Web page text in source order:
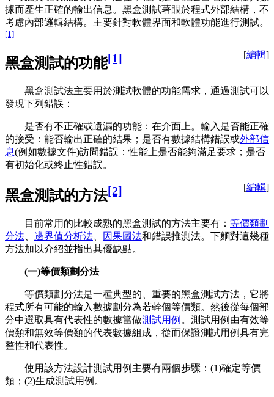
據而產生正確的輸出信息。黑盒測試著眼於程式外部結構，不
考慮內部邏輯結構。主要針對軟體界面和軟體功能進行測試。
[1]
[編輯]
黑盒測試的功能[1]
黑盒測試法主要用於測試軟體的功能需求，通過測試可以
發現下列錯誤：
是否有不正確或遺漏的功能：在介面上。輸入是否能正確
的接受：能否輸出正確的結果；是否有數據結構錯誤或外部信
息(例如數據文件)訪問錯誤：性能上是否能夠滿足要求；是否
有初始化或終止性錯誤。
[編輯]
黑盒測試的方法[2]
目前常用的比較成熟的黑盒測試的方法主要有： 等價類劃
分法
邊界值分析法 因果圖法和錯誤推測法。下麵對這幾種
方法加以介紹並指出其優缺點。
(一)等價類劃分法
等價類劃分法是一種典型的、重要的黑盒測試方法，它將
程式所有可能的輸入數據劃分為若幹個等價類。然後從每個部
分中選取具有代表性的數據當做測試用例 。測試用例由有效等
價類和無效等價類的代表數據組成，從而保證測試用例具有完
整性和代表性。
使用該方法設計測試用例主要有兩個步驟：(1)確定等價
類；(2)生成測試用例。